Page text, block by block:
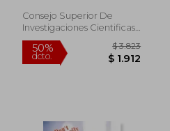
Consejo Superior De
Investigaciones Cientificas,
2021, 1 Edición, Tapa Dura,
Nuevo